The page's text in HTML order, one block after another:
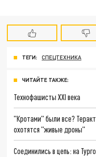
ТЕГИ: СПЕЦТЕХНИКА
ЧИТАЙТЕ ТАКЖЕ:
Технофашисты XXI века
"Кротами" были все?
охотятся "живые дроны"
Соединились в цепь: на